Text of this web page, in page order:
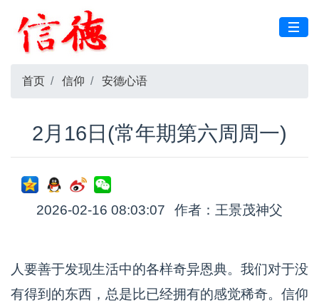
首页 信仰 安德心语
2月16日(常年期第六周周一)
2026-02-16 08:03:07 作者：王景茂神父
人要善于发现生活中的各样奇异恩典。我们对于没
有得到的东西，总是比已经拥有的感觉稀奇。信仰